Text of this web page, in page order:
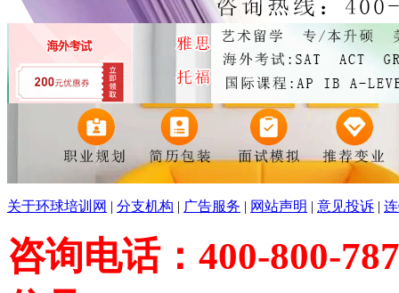
关于环球培训网 | 分支机构 | 广告服务 | 网站声明 | 意见投诉 |
咨询电话：400-800-